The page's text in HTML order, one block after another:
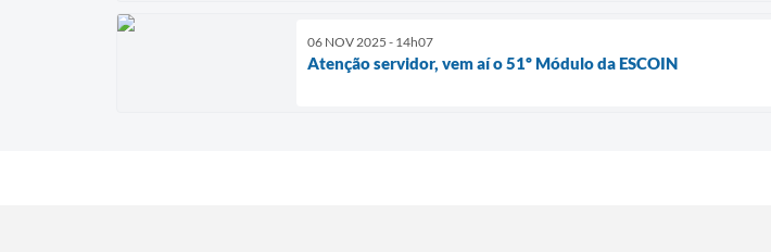
06 NOV 2025 - 14h07
Atenção servidor, vem aí o 51º Módulo da ESCOIN